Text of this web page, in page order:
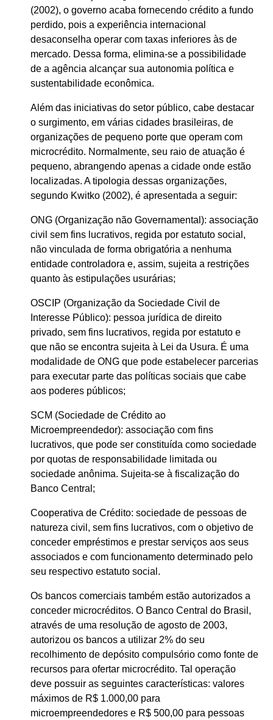
(2002), o governo acaba fornecendo crédito a fundo
perdido, pois a experiência internacional
desaconselha operar com taxas inferiores às de
mercado. Dessa forma, elimina-se a possibilidade
de a agência alcançar sua autonomia política e
sustentabilidade econômica.
Além das iniciativas do setor público, cabe destacar
o surgimento, em várias cidades brasileiras, de
organizações de pequeno porte que operam com
microcrédito. Normalmente, seu raio de atuação é
pequeno, abrangendo apenas a cidade onde estão
localizadas. A tipologia dessas organizações,
segundo Kwitko (2002), é apresentada a seguir:
ONG (Organização não Governamental): associação
civil sem fins lucrativos, regida por estatuto social,
não vinculada de forma obrigatória a nenhuma
entidade controladora e, assim, sujeita a restrições
quanto às estipulações usurárias;
OSCIP (Organização da Sociedade Civil de
Interesse Público): pessoa jurídica de direito
privado, sem fins lucrativos, regida por estatuto e
que não se encontra sujeita à Lei da Usura. É uma
modalidade de ONG que pode estabelecer parcerias
para executar parte das políticas sociais que cabe
aos poderes públicos;
SCM (Sociedade de Crédito ao
Microempreendedor): associação com fins
lucrativos, que pode ser constituída como sociedade
por quotas de responsabilidade limitada ou
sociedade anônima. Sujeita-se à fiscalização do
Banco Central;
Cooperativa de Crédito: sociedade de pessoas de
natureza civil, sem fins lucrativos, com o objetivo de
conceder empréstimos e prestar serviços aos seus
associados e com funcionamento determinado pelo
seu respectivo estatuto social.
Os bancos comerciais também estão autorizados a
conceder microcréditos. O Banco Central do Brasil,
através de uma resolução de agosto de 2003,
autorizou os bancos a utilizar 2% do seu
recolhimento de depósito compulsório como fonte de
recursos para ofertar microcrédito. Tal operação
deve possuir as seguintes características: valores
máximos de R$ 1.000,00 para
microempreendedores e R$ 500,00 para pessoas